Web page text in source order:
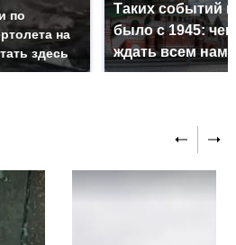
по
на
здесь
Таких событий не
было с 1945: чего
ждать всем нам?